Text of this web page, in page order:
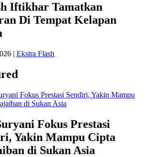
Iftikhar Tamatkan
Di Tempat Kelapan
| Ekstra Flash
Fokus Prestasi
Yakin Mampu Cipta
di Sukan Asia